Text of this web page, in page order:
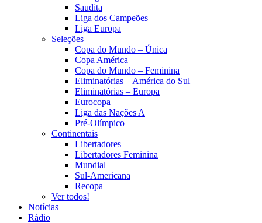
Saudita
Liga dos Campeões
Liga Europa
Seleções
Copa do Mundo – Única
Copa América
Copa do Mundo – Feminina
Eliminatórias – América do Sul
Eliminatórias – Europa
Eurocopa
Liga das Nações A
Pré-Olímpico
Continentais
Libertadores
Libertadores Feminina
Mundial
Sul-Americana
Recopa
Ver todos!
Notícias
Rádio